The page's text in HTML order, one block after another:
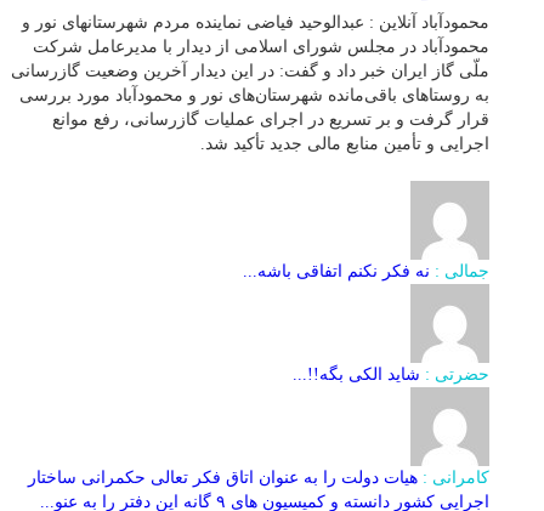
محمودآباد آنلاین : عبدالوحید فیاضی نماینده مردم شهرستانهای نور و
محمودآباد در مجلس شورای اسلامی از دیدار با مدیرعامل شرکت
ملّی گاز ایران خبر داد و گفت: در این دیدار آخرین وضعیت گازرسانی
به روستاهای باقی‌مانده شهرستان‌های نور و محمودآباد مورد بررسی
قرار گرفت و بر تسریع در اجرای عملیات گازرسانی، رفع موانع
اجرایی و تأمین منابع مالی جدید تأکید شد.
جمالی : نه فکر نکنم اتفاقی باشه...
حضرتی : شاید الکی بگه!!...
کامرانی : هیات دولت را به عنوان اتاق فکر تعالی حکمرانی ساختار
اجرایی کشور دانسته و کمیسیون های ۹ گانه این دفتر را به عنو...